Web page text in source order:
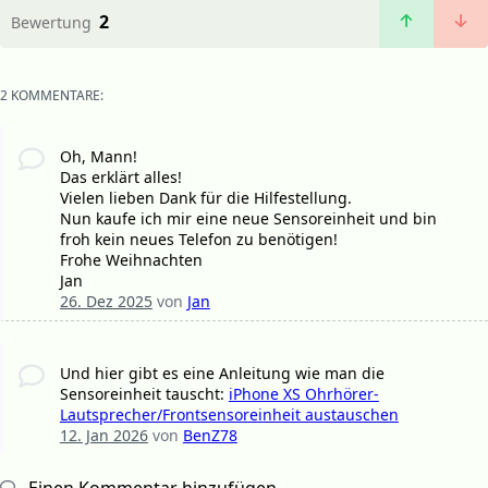
Bewertung 2
2 KOMMENTARE:
Oh, Mann!
Das erklärt alles!
Vielen lieben Dank für die Hilfestellung.
Nun kaufe ich mir eine neue Sensoreinheit und bin
froh kein neues Telefon zu benötigen!
Frohe Weihnachten
Jan
26. Dez 2025von Jan
Und hier gibt es eine Anleitung wie man die
Sensoreinheit tauscht: iPhone XS Ohrhörer-
Lautsprecher/Frontsensoreinheit austauschen
12. Jan 2026von BenZ78